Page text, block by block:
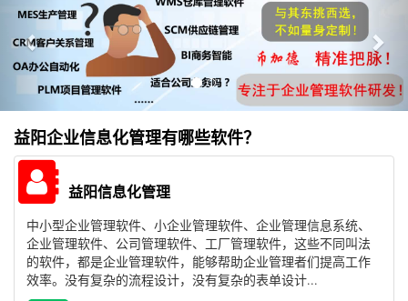
益阳企业信息化管理有哪些软件？
益阳信息化管理
中小型企业管理软件、小企业管理软件、企业管理信息系统、
企业管理软件、公司管理软件、工厂管理软件，这些不同叫法
的软件，都是企业管理软件，能够帮助企业管理者们提高工作
效率。没有复杂的流程设计，没有复杂的表单设计...